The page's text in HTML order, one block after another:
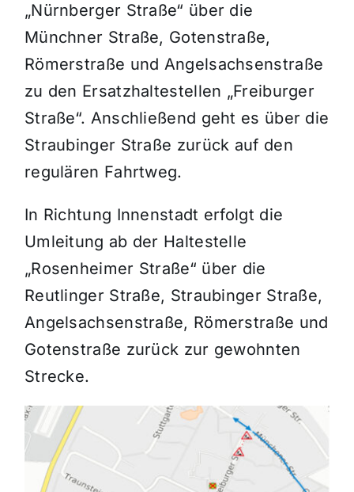
„Nürnberger Straße“ über die
Münchner Straße, Gotenstraße,
Römerstraße und Angelsachsenstraße
zu den Ersatzhaltestellen „Freiburger
Straße“. Anschließend geht es über die
Straubinger Straße zurück auf den
regulären Fahrtweg.
In Richtung Innenstadt erfolgt die
Umleitung ab der Haltestelle
„Rosenheimer Straße“ über die
Reutlinger Straße, Straubinger Straße,
Angelsachsenstraße, Römerstraße und
Gotenstraße zurück zur gewohnten
Strecke.